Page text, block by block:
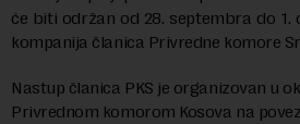
će biti održan od 28. septembra do 1.
kompanija članica Privredne komore
Nastup članica PKS je organizovan u
Privrednom komorom Kosova na